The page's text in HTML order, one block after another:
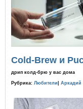
Cold-Brew и
дрип колд-брю у вас дома
Рубрика: Любители Аркадий